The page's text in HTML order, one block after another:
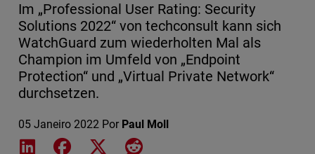
Im „Professional User Rating: Security
Solutions 2022“ von techconsult kann sich
WatchGuard zum wiederholten Mal als
Champion im Umfeld von „Endpoint
Protection“ und „Virtual Private Network“
durchsetzen.
05 Janeiro 2022 Por Paul Moll
Share on LinkedIn
Share on Facebook
Share on XShare on Reddit